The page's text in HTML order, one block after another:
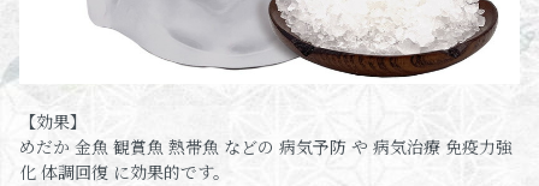
【効果】
めだか 金魚 観賞魚 熱帯魚 などの 病気予防 や 病気治療 免疫力強
化 体調回復 に効果的です。